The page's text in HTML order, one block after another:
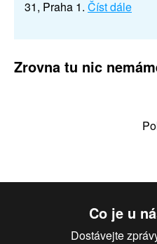
31, Praha 1. Číst dále
Zrovna tu nic
Co je u
Dostávejte